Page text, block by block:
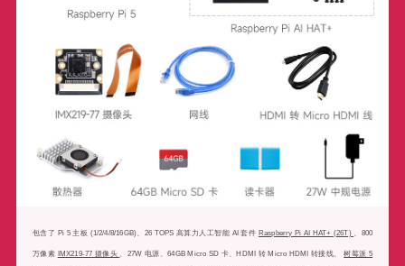
包含了 Pi 5 主板 (1/2/4/8/16GB)、26 TOPS 高算力人工智能 AI 套件 Raspberry Pi AI HAT+ (26T) 、800
万像素 IMX219-77 摄像头 、27W 电源、64GB Micro SD 卡、HDMI 转 Micro HDMI 转接线、树莓派 5